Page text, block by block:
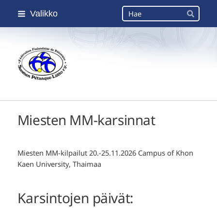
Siirry
Valikko Haku
Hae
Suomen Petanque-Liitto
Miesten MM-karsinnat
Miesten MM-kilpailut 20.-25.11.2026 Campus of Khon
Kaen University, Thaimaa
Karsintojen päivät: